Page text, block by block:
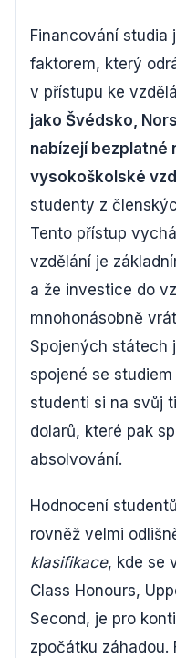
Financování studia
faktorem, který
v přístupu ke
jako Švédsko,
nabízejí bezplatné
vysokoškolské
studenty z
Tento přístup
vzdělání je
a že investice do
mnohonásobně
Spojených státech
spojené se
studenti si na svůj
dolarů, které pak
absolvování.
Hodnocení
rovněž velmi
klasifikace, kde se
Class Honours,
Second, je pro
zpočátku záhadou.